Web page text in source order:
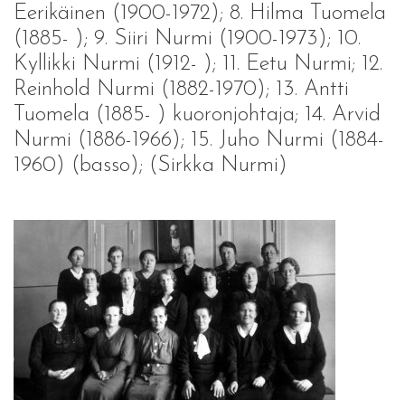
Eerikäinen (1900-1972); 8. Hilma Tuomela
(1885- ); 9. Siiri Nurmi (1900-1973); 10.
Kyllikki Nurmi (1912- ); 11. Eetu Nurmi; 12.
Reinhold Nurmi (1882-1970); 13. Antti
Tuomela (1885- ) kuoronjohtaja; 14. Arvid
Nurmi (1886-1966); 15. Juho Nurmi (1884-
1960) (basso); (Sirkka Nurmi)